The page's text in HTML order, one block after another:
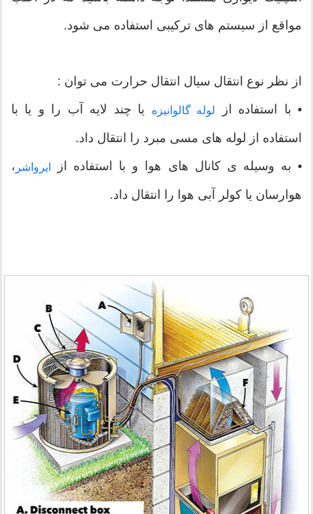
مواقع از سیستم های ترکیبی استفاده می شود.
از نظر نوع انتقال سیال انتقال حرارت می توان :
• با استفاده از
لوله گالوانیزه یا چند لایه آب را و یا با
استفاده از لوله های مسی مبرد را انتقال داد.
• به وسیله ی کانال های هوا و با استفاده از
ایرواشر ،
هوارسان یا کولر آبی هوا را انتقال داد.